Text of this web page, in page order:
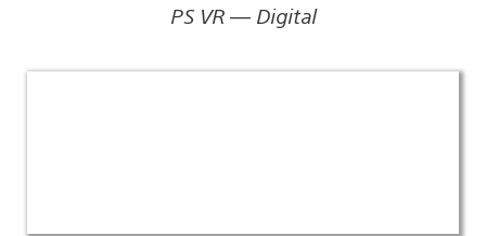
PS VR — Digital